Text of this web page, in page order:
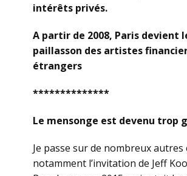
intérêts privés.
A partir de 2008, Paris devient
paillasson des artistes
étrangers
**************
Le mensonge est devenu trop
Je passe sur de nombreux autres
notamment l’invitation de Jeff